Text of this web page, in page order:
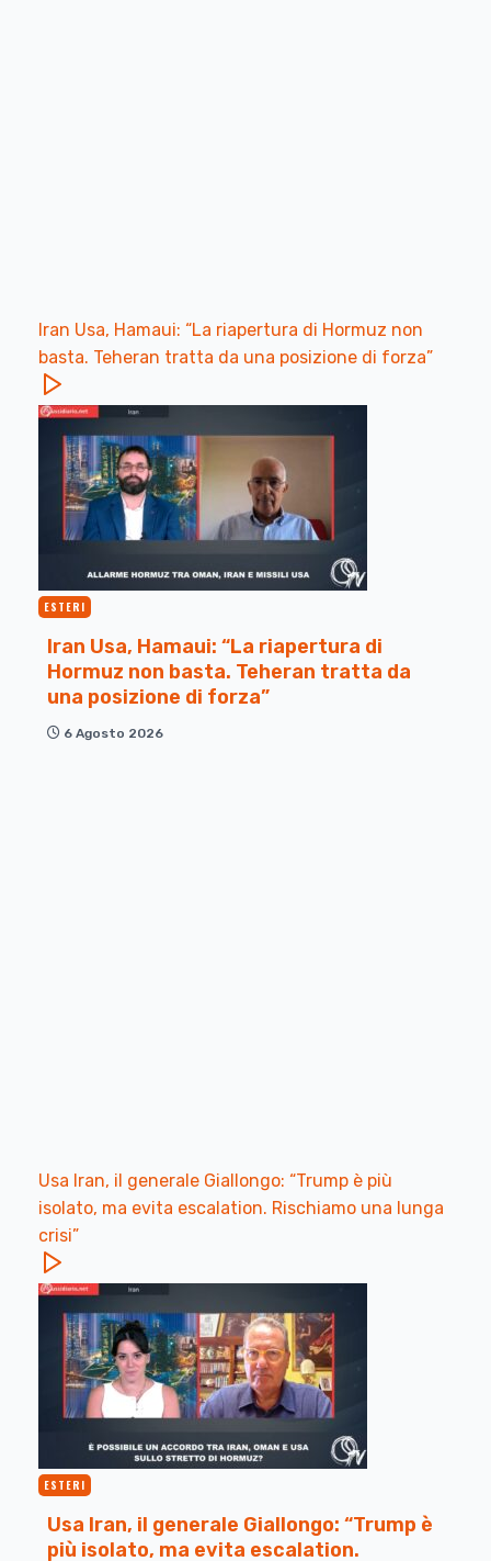
Iran Usa, Hamaui: “La riapertura di Hormuz non
basta. Teheran tratta da una posizione di forza”
ESTERI
Iran Usa, Hamaui: “La riapertura di
Hormuz non basta. Teheran tratta da
una posizione di forza”
6 Agosto 2026
Usa Iran, il generale Giallongo: “Trump è più
isolato, ma evita escalation. Rischiamo una lunga
crisi”
ESTERI
Usa Iran, il generale Giallongo: “Trump è
più isolato, ma evita escalation.